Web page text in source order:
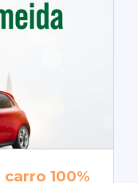
100%